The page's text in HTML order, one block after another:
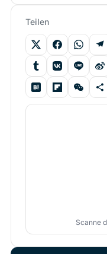
Teilen
Scanne